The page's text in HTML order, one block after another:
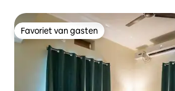
Favoriet van gasten
Favoriet van gasten